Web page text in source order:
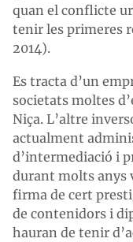
quan el conflicte
tenir les primeres
2014).
Es tracta d’un
societats moltes
Niça. L’altre
actualment
d’intermediació i
durant molts anys
firma de cert
de contenidors i
hauran de tenir